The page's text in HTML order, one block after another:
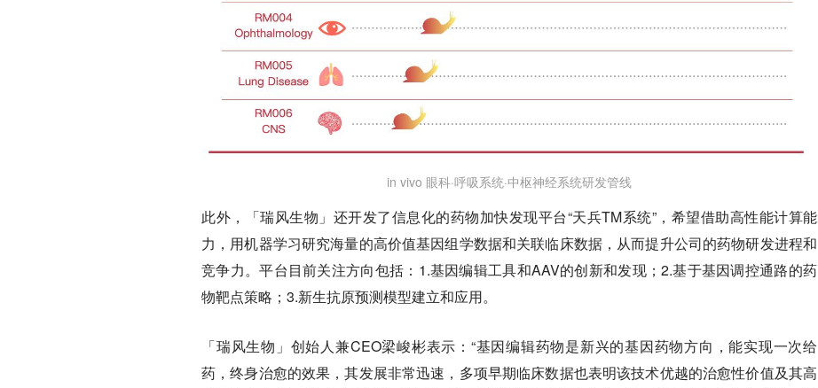
in vivo 眼科·呼吸系统·中枢神经系统研发管线
此外，「瑞风生物」还开发了信息化的药物加快发现平台“天兵TM系统”，希望借助高性能计算能
力，用机器学习研究海量的高价值基因组学数据和关联临床数据，从而提升公司的药物研发进程和
竞争力。平台目前关注方向包括：1.基因编辑工具和AAV的创新和发现；2.基于基因调控通路的药
物靶点策略；3.新生抗原预测模型建立和应用。
「瑞风生物」创始人兼CEO梁峻彬表示：“基因编辑药物是新兴的基因药物方向，能实现一次给
药，终身治愈的效果，其发展非常迅速，多项早期临床数据也表明该技术优越的治愈性价值及其高